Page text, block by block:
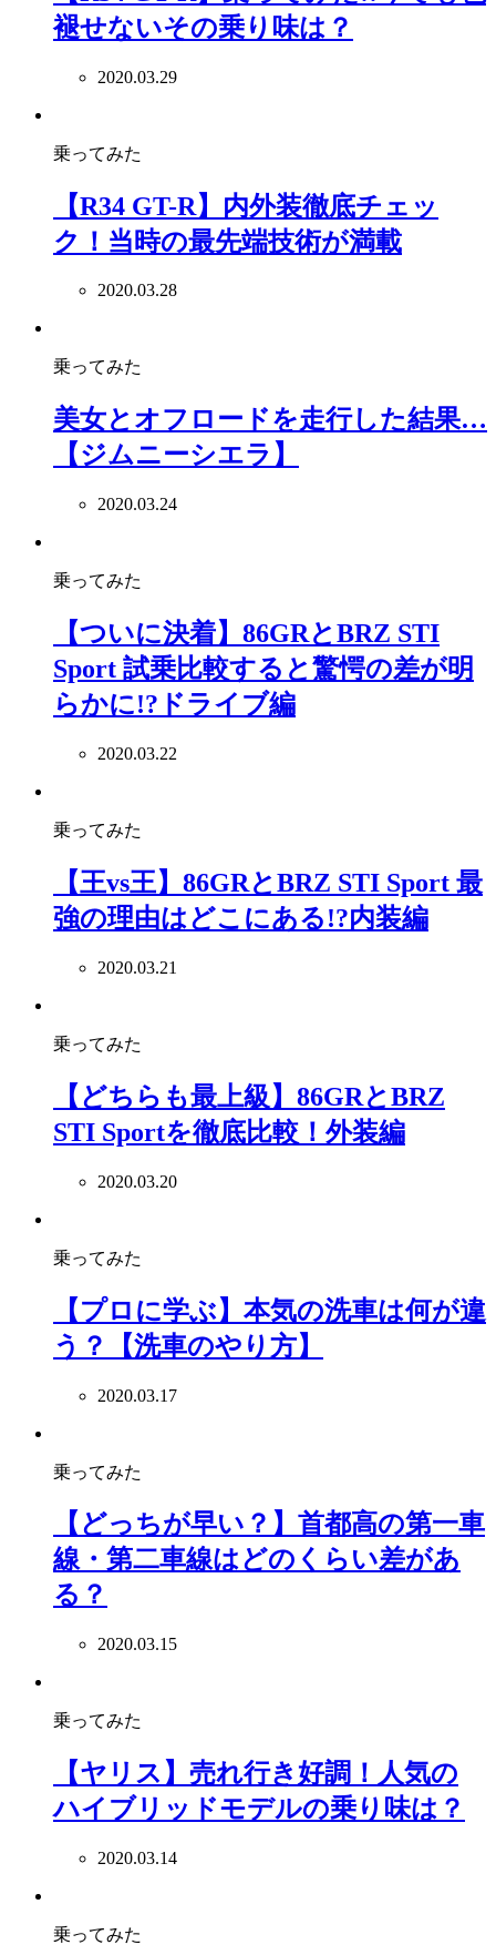
褪せないその乗り味は？
2020.03.29
乗ってみた
【R34 GT-R】内外装徹底チェッ
ク！当時の最先端技術が満載
2020.03.28
乗ってみた
美女とオフロードを走行した結果…
【ジムニーシエラ】
2020.03.24
乗ってみた
【ついに決着】86GRとBRZ STI
Sport 試乗比較すると驚愕の差が明
らかに!?ドライブ編
2020.03.22
乗ってみた
【王vs王】86GRとBRZ STI Sport 最
強の理由はどこにある!?内装編
2020.03.21
乗ってみた
【どちらも最上級】86GRとBRZ
STI Sportを徹底比較！外装編
2020.03.20
乗ってみた
【プロに学ぶ】本気の洗車は何が違
う？【洗車のやり方】
2020.03.17
乗ってみた
【どっちが早い？】首都高の第一車
線・第二車線はどのくらい差があ
る？
2020.03.15
乗ってみた
【ヤリス】売れ行き好調！人気の
ハイブリッドモデルの乗り味は？
2020.03.14
乗ってみた